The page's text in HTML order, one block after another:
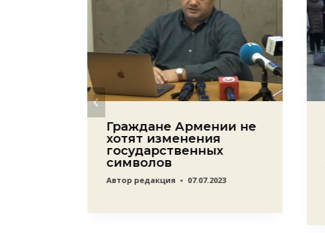
Граждане Армении не
хотят изменения
государственных
символов
Автор редакция 07.07.2023